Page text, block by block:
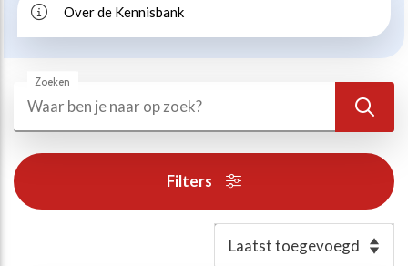
Over de Kennisbank
Zoeken
Zoeken
Filters
Esports, gaming en gamification
Alle thema’s